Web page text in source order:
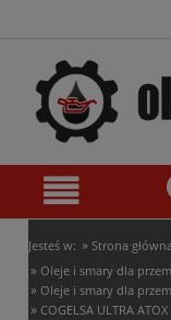
Jesteś w: » Strona główna
» Oleje i smary dla
» Oleje i smary dla
» COGELSA ULTRA